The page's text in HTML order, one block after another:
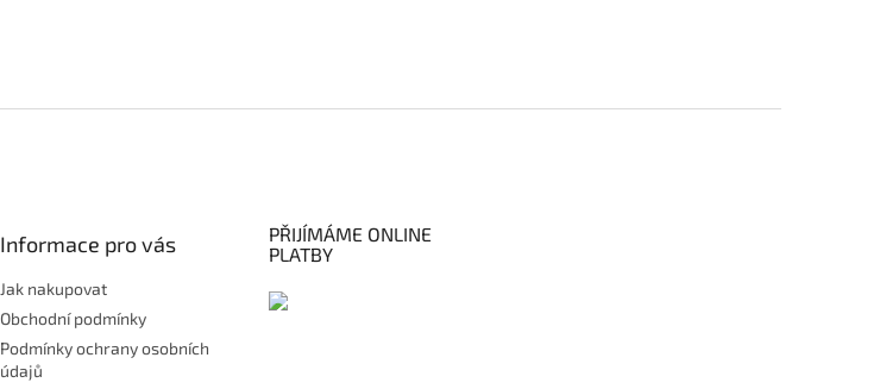
Informace pro vás
Jak nakupovat
Obchodní podmínky
Podmínky ochrany osobních
údajů
PŘIJÍMÁME ONLINE
PLATBY